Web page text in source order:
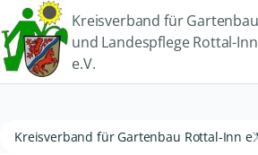
Kreisverband für Gartenbau
und Landespflege Rottal-Inn
e.V.
Kreisverband für Gartenbau Rottal-Inn